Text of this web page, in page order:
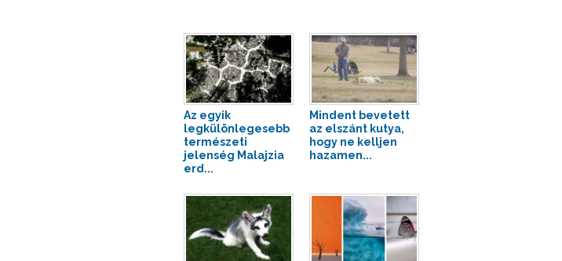
Az egyik
legkülönlegesebb
természeti
jelenség Malajzia
erd...
Mindent bevetett
az elszánt kutya,
hogy ne kelljen
hazamen...